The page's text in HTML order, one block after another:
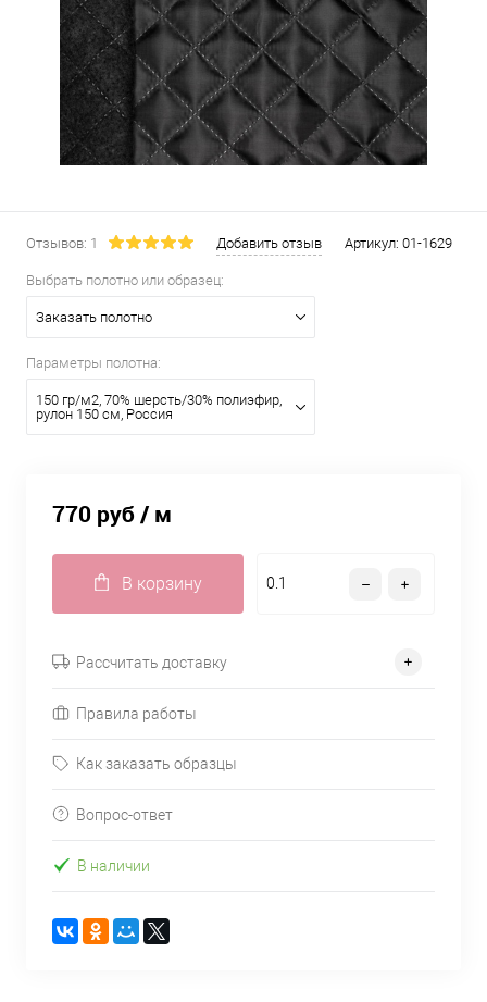
Отзывов: 1 Добавить отзыв Артикул: 01-1629
Выбрать полотно или образец:
Заказать полотно
Параметры полотна:
150 гр/м2, 70% шерсть/30% полиэфир,
рулон 150 см, Россия
770 руб/ м
В корзину
Рассчитать доставку
Правила работы
Как заказать образцы
Вопрос-ответ
В наличии